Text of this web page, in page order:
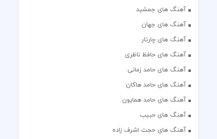
آهنگ های جمشید
آهنگ های جهان
آهنگ های چارتار
آهنگ های حافظ ناظری
آهنگ های حامد زمانی
آهنگ های حامد هاکان
آهنگ های حامد همایون
آهنگ های حبیب
آهنگ های حجت اشرف زاده